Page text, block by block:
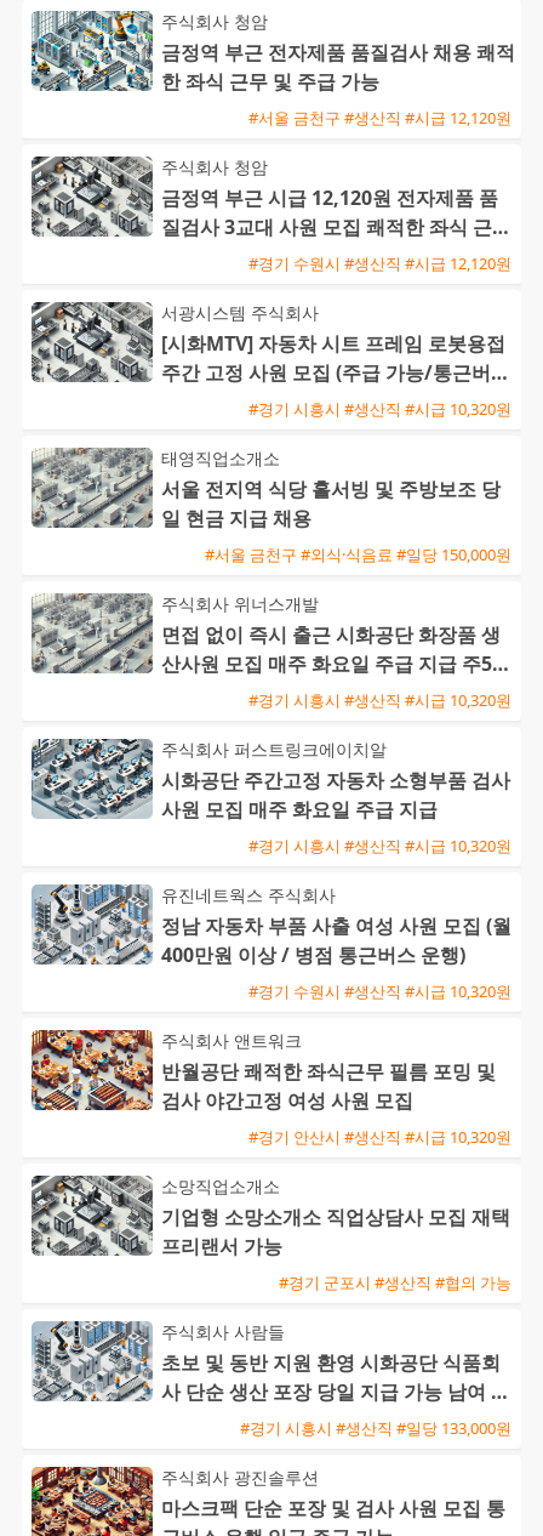
주식회사 청암
금정역 부근 전자제품 품질검사 채용 쾌적
한 좌식 근무 및 주급 가능
#서울 금천구 #생산직 #시급 12,120원
주식회사 청암
금정역 부근 시급 12,120원 전자제품 품
질검사 3교대 사원 모집 쾌적한 좌식 근무
와 높은 정착률#경기 수원시 #생산직 #시급 12,120원
서광시스템 주식회사
[시화MTV] 자동차 시트 프레임 로봇용접
주간 고정 사원 모집 (주급 가능/통근버스
#경기 시흥시 #생산직 #시급 10,320원
태영직업소개소
서울 전지역 식당 홀서빙 및 주방보조 당
일 현금 지급 채용
#서울 금천구 #외식·식음료 #일당 150,000원
주식회사 위너스개발
면접 없이 즉시 출근 시화공단 화장품 생
산사원 모집 매주 화요일 주급 지급 주5일
#경기 시흥시 #생산직 #시급 10,320원
주식회사 퍼스트링크에이치알
시화공단 주간고정 자동차 소형부품 검사
사원 모집 매주 화요일 주급 지급
#경기 시흥시 #생산직 #시급 10,320원
유진네트웍스 주식회사
정남 자동차 부품 사출 여성 사원 모집 (월
400만원 이상 / 병점 통근버스 운행)
#경기 수원시 #생산직 #시급 10,320원
주식회사 앤트워크
반월공단 쾌적한 좌식근무 필름 포밍 및
검사 야간고정 여성 사원 모집
#경기 안산시 #생산직 #시급 10,320원
소망직업소개소
기업형 소망소개소 직업상담사 모집 재택
프리랜서 가능
#경기 군포시 #생산직 #협의 가능
주식회사 사람들
초보 및 동반 지원 환영 시화공단 식품회
사 단순 생산 포장 당일 지급 가능 남여 사
#경기 시흥시 #생산직 #일당 133,000원
주식회사 광진솔루션
마스크팩 단순 포장 및 검사 사원 모집 통